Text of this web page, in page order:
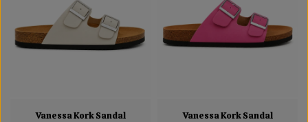
Vanessa Kork Sandal Vanessa Kork Sandal